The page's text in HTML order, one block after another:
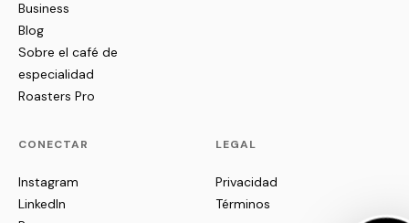
Business
Blog
Sobre el café de
especialidad
Roasters Pro
CONECTAR
Instagram
LinkedIn
LEGAL
Privacidad
Términos